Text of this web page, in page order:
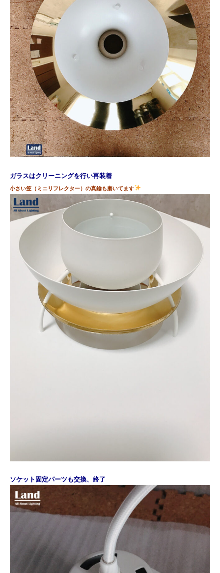
ガラスはクリーニングを行い再装着
小さい笠（ミニリフレクター）の真鍮も磨いてます
ソケット固定パーツも交換、終了